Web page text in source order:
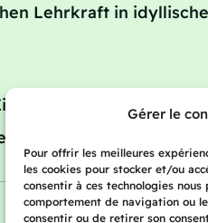
Gérer le
Pour offrir les meilleures
les cookies pour stocker et/ou
consentir à ces technologies
comportement de navigation ou
consentir ou de retirer son
Lehrkraft in
Ihre Lehrerin